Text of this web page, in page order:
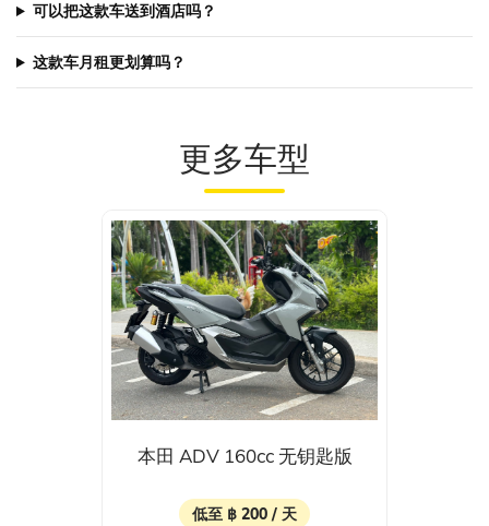
可以把这款车送到酒店吗？
这款车月租更划算吗？
更多车型
本田 ADV 160cc 无钥匙版
低至 ฿ 200 / 天